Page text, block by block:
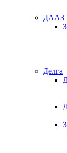
ДААЗ
Делга